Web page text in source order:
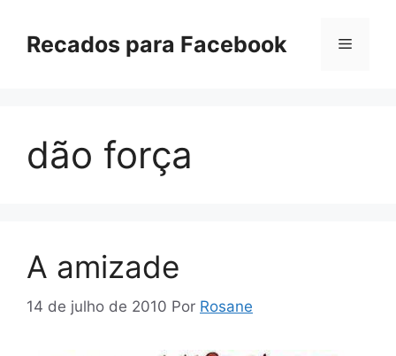
paraRecados para Facebook Menu
dão força
A amizade
14 de julho de 2010 Por Rosane